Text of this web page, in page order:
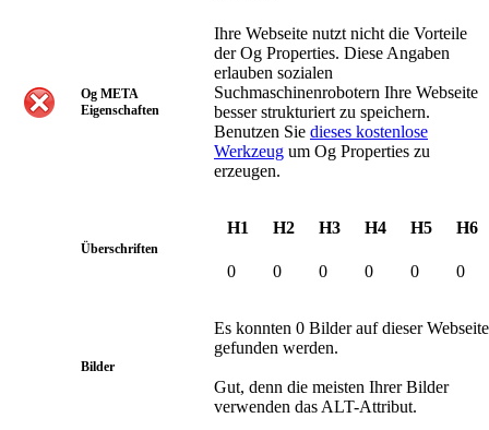
Og META
Eigenschaften
Ihre Webseite nutzt nicht die Vorteile
der Og Properties. Diese Angaben
erlauben sozialen
Suchmaschinenrobotern Ihre Webseite
besser strukturiert zu speichern.
Benutzen Sie dieses kostenlose
Werkzeug um Og Properties zu
erzeugen.
Überschriften
H1 H2 H3 H4 H5 H6
0 0 0 0 0 0
Bilder
Es konnten 0 Bilder auf dieser Webseite
gefunden werden.
Gut, denn die meisten Ihrer Bilder
verwenden das ALT-Attribut.